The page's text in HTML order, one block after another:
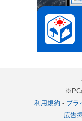
※PC
利用規約 - プラ
広告